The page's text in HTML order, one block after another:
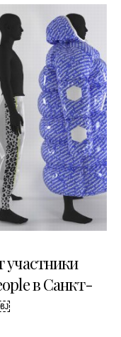
участники
в Санкт-